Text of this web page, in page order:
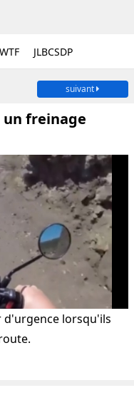
WTF JLBCSDP
suivant
freinage
lorsqu'ils